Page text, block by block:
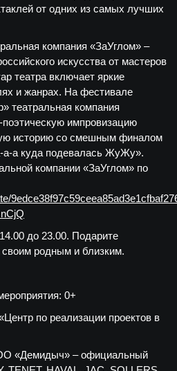
от одних из самых лучших
компания «ЗаУглом» –
искусства от мастеров
театра включает яркие
и жанрах. На фестивале
театральная компания
поэтическую импровизацию
историю со смешным финалом
а куда подевалась ЖуЖу».
компании «ЗаУглом» по
до 23.00. Подарите
родным и близким.
0+
по реализации проектов в
«Демидыч» – официальный